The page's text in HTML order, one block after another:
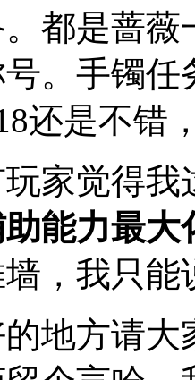
是蔷薇
。手镯
还是不错
觉得我
能力最大
，我只能
方请大